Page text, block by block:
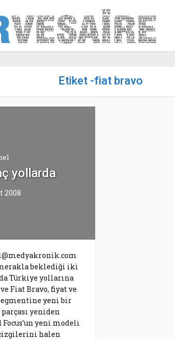
Etiket -fiat bravo
yollarda
2008
beklediği iki
Türkiye yollarına
Fiat Bravo, fiyat ve
yeni bir
yeniden
yeni modeli
halen